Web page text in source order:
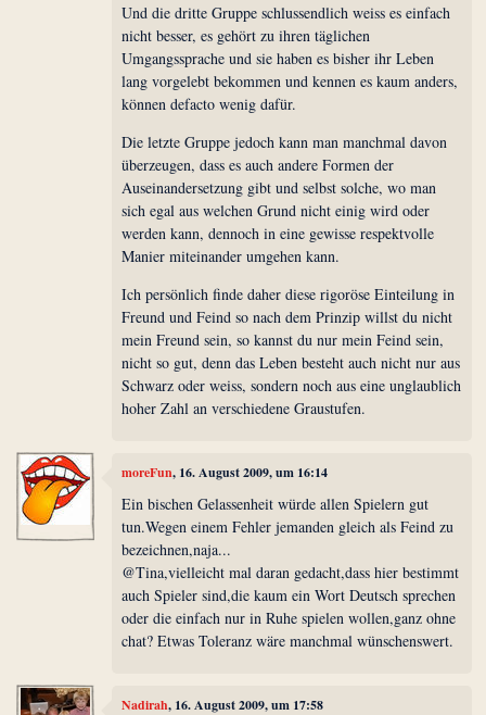
Und die dritte Gruppe schlussendlich weiss es einfach
nicht besser, es gehört zu ihren täglichen
Umgangssprache und sie haben es bisher ihr Leben
lang vorgelebt bekommen und kennen es kaum anders,
können defacto wenig dafür.
Die letzte Gruppe jedoch kann man manchmal davon
überzeugen, dass es auch andere Formen der
Auseinandersetzung gibt und selbst solche, wo man
sich egal aus welchen Grund nicht einig wird oder
werden kann, dennoch in eine gewisse respektvolle
Manier miteinander umgehen kann.
Ich persönlich finde daher diese rigoröse Einteilung in
Freund und Feind so nach dem Prinzip willst du nicht
mein Freund sein, so kannst du nur mein Feind sein,
nicht so gut, denn das Leben besteht auch nicht nur aus
Schwarz oder weiss, sondern noch aus eine unglaublich
hoher Zahl an verschiedene Graustufen.
moreFun, 16. August 2009, um 16:14
Ein bischen Gelassenheit würde allen Spielern gut
tun.Wegen einem Fehler jemanden gleich als Feind zu
bezeichnen,naja...
@Tina,vielleicht mal daran gedacht,dass hier bestimmt
auch Spieler sind,die kaum ein Wort Deutsch sprechen
oder die einfach nur in Ruhe spielen wollen,ganz ohne
chat? Etwas Toleranz wäre manchmal wünschenswert.
Nadirah, 16. August 2009, um 17:58